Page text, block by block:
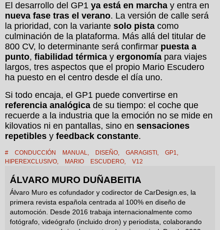
El desarrollo del GP1 ya está en marcha y entra en
nueva fase tras el verano. La versión de calle será
la prioridad, con la variante solo pista como
culminación de la plataforma. Más allá del titular de
800 CV, lo determinante será confirmar puesta a
punto, fiabilidad térmica y ergonomía para viajes
largos, tres aspectos que el propio Mario Escudero
ha puesto en el centro desde el día uno.
Si todo encaja, el GP1 puede convertirse en
referencia analógica de su tiempo: el coche que
recuerde a la industria que la emoción no se mide en
kilovatios ni en pantallas, sino en sensaciones
repetibles y feedback constante.
# CONDUCCIÓN MANUAL, DISEÑO, GARAGISTI , GP1,
HIPEREXCLUSIVO, MARIO ESCUDERO, V12
ÁLVARO MURO DUÑABEITIA
Álvaro Muro es cofundador y codirector de CarDesign.es, la
primera revista española centrada al 100% en diseño de
automoción. Desde 2016 trabaja internacionalmente como
fotógrafo, videógrafo (incluido dron) y periodista, colaborando